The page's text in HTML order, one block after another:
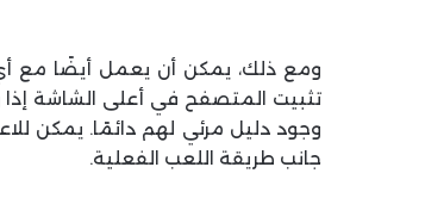
ومع ذلك، يمكن أن يعمل أيضًا مع أي
تثبيت المتصفح في أعلى الشاشة
جانب طريقة اللعب الفعلية.